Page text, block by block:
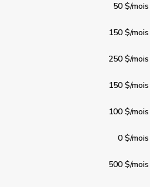
50 $/mois
150 $/mois
250 $/mois
150 $/mois
100 $/mois
0 $/mois
500 $/mois